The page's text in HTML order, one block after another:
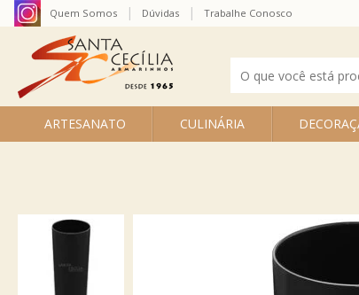
ARTESANATO CULINÁRIA
Quem Somos Dúvidas Trabalhe Conosco